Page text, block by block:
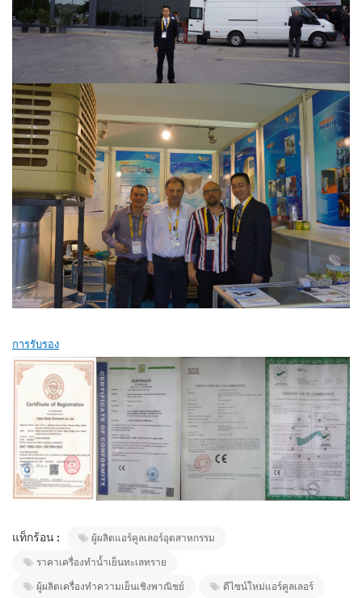
การรับรอง
แท็กร้อน :
ผู้ผลิตแอร์คูลเลอร์อุตสาหกรรม
ราคาเครื่องทำน้ำเย็นทะเลทราย
ผู้ผลิตเครื่องทำความเย็นเชิงพาณิชย์
ดีไซน์ใหม่แอร์คูลเลอร์